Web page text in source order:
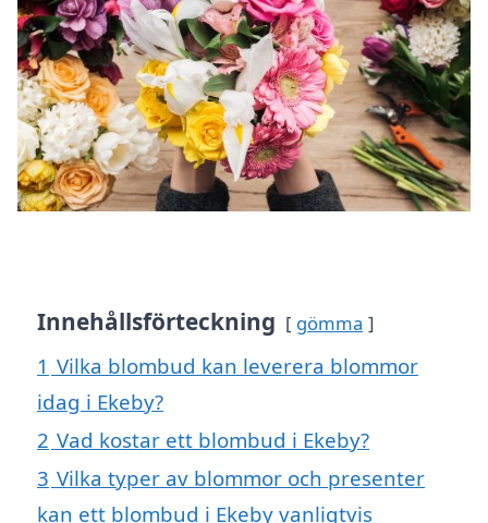
Innehållsförteckning gömma
1 Vilka blombud kan leverera blommor
idag i Ekeby?
2 Vad kostar ett blombud i Ekeby?
3 Vilka typer av blommor och presenter
kan ett blombud i Ekeby vanligtvis